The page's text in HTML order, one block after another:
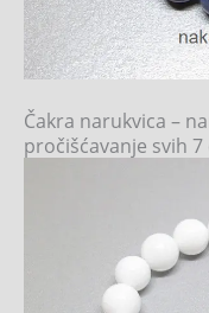
Čakra narukvica –
pročišćavanje svih 7